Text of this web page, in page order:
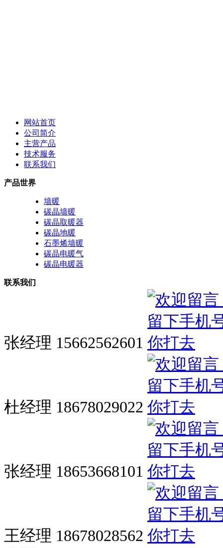
网站首页
公司简介
主营产品
技术服务
联系我们
产品世界
墙暖
碳晶墙暖
碳晶取暖器
碳晶地暖
石墨烯墙暖
碳晶电暖气
碳晶电暖器
联系我们
张经理 15662562601
杜经理 18678029022
张经理 18653668101
王经理 18678028562